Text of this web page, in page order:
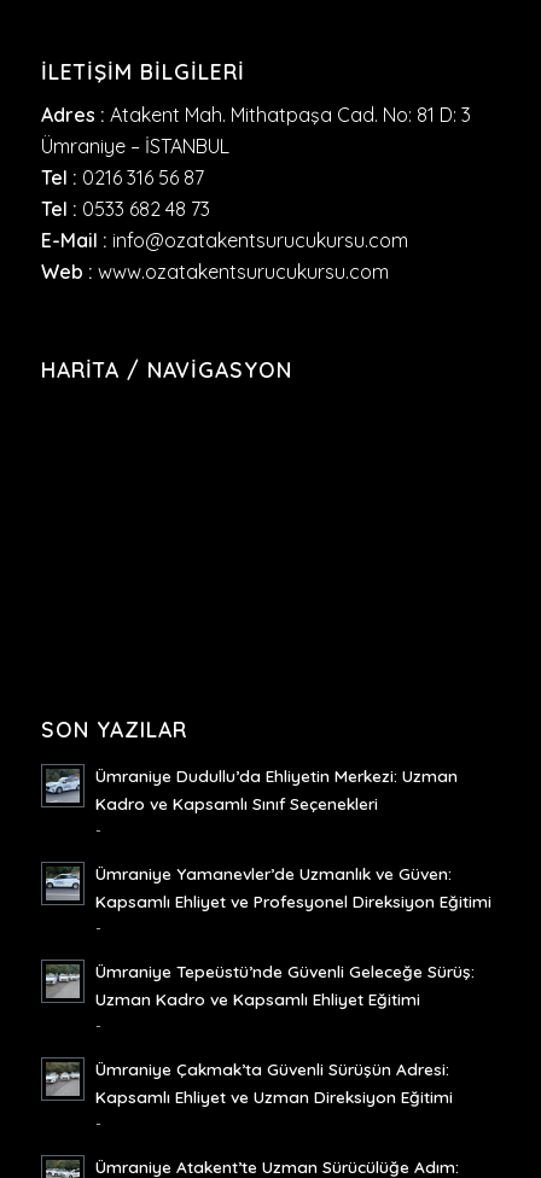
İLETIŞIM BILGILERI
Adres : Atakent Mah. Mithatpaşa Cad. No: 81 D: 3
Ümraniye – İSTANBUL
Tel : 0216 316 56 87
Tel : 0533 682 48 73
E-Mail : info@ozatakentsurucukursu.com
Web : www.ozatakentsurucukursu.com
HARITA / NAVIGASYON
SON YAZILAR
Ümraniye Dudullu’da Ehliyetin Merkezi: Uzman
Kadro ve Kapsamlı Sınıf Seçenekleri
-
Ümraniye Yamanevler’de Uzmanlık ve Güven:
Kapsamlı Ehliyet ve Profesyonel Direksiyon Eğitimi
-
Ümraniye Tepeüstü’nde Güvenli Geleceğe Sürüş:
Uzman Kadro ve Kapsamlı Ehliyet Eğitimi
-
Ümraniye Çakmak’ta Güvenli Sürüşün Adresi:
Kapsamlı Ehliyet ve Uzman Direksiyon Eğitimi
-
Ümraniye Atakent’te Uzman Sürücülüğe Adım: